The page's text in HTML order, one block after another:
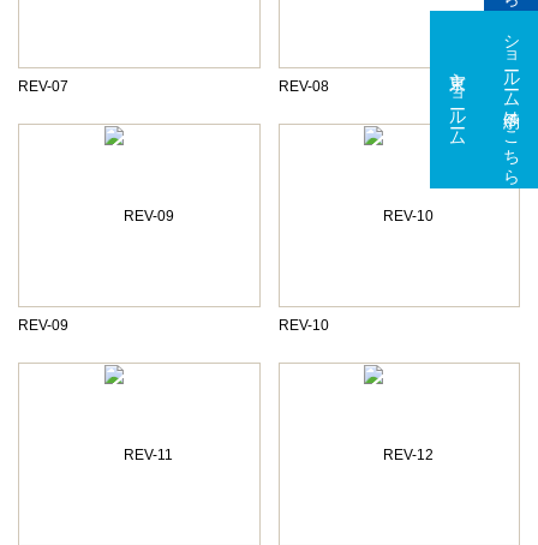
ショールーム予約はこちら
東京ショールーム 大阪ショールーム
REV-07 REV-08
REV-09 REV-10